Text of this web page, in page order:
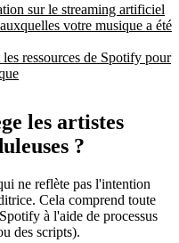
sur le streaming artificiel
votre musique a été
ressources de Spotify pour
les artistes
?
ne reflète pas l'intention
Cela comprend toute
à l'aide de processus
des scripts).